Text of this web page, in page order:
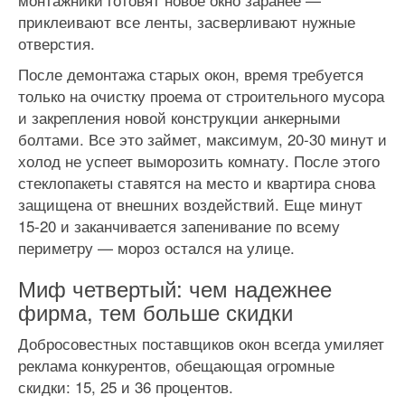
приклеивают все ленты, засверливают нужные
отверстия.
После демонтажа старых окон, время требуется
только на очистку проема от строительного мусора
и закрепления новой конструкции анкерными
болтами. Все это займет, максимум, 20-30 минут и
холод не успеет выморозить комнату. После этого
стеклопакеты ставятся на место и квартира снова
защищена от внешних воздействий. Еще минут
15-20 и заканчивается запенивание по всему
периметру — мороз остался на улице.
Миф четвертый: чем надежнее
фирма, тем больше скидки
Добросовестных поставщиков окон всегда умиляет
реклама конкурентов, обещающая огромные
скидки: 15, 25 и 36 процентов.